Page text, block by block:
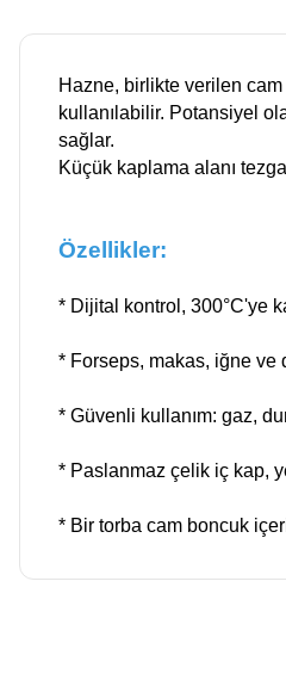
Hazne, birlikte verilen cam
kullanılabilir. Potansiyel
sağlar.
Küçük kaplama alanı
Özellikler:
* Dijital kontrol, 300°C'ye
* Forseps, makas, iğne
* Güvenli kullanım: gaz,
* Paslanmaz çelik iç kap,
* Bir torba cam boncuk